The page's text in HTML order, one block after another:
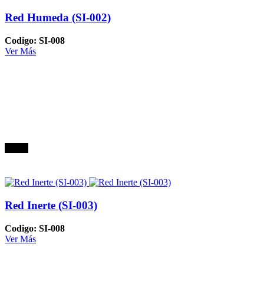
Red Humeda (SI-002)
Codigo: SI-008
Ver Más
Red Inerte (SI-003)
Codigo: SI-008
Ver Más